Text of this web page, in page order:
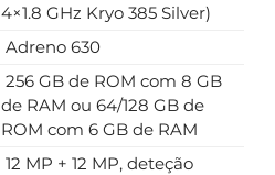
4×1.8 GHz Kryo 385 Silver)
Adreno 630
256 GB de ROM com 8 GB
de RAM ou 64/128 GB de
ROM com 6 GB de RAM
12 MP + 12 MP, deteção